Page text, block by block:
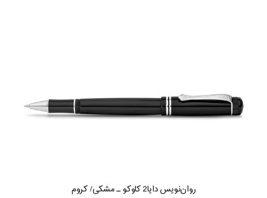
روان‌نویس دایا2 کاوکو ـ مشکی/ کروم